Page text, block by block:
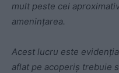
mult peste cei
amenințarea.
Acest lucru este
aflat pe acoperiș trebuie